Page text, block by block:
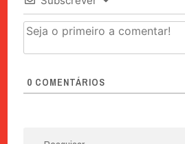
0 COMENTÁRIOS